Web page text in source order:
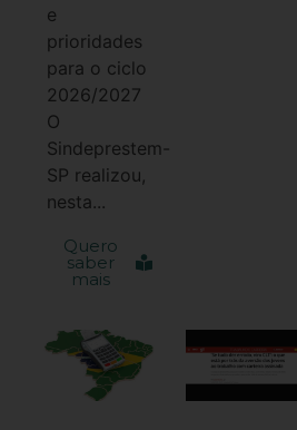
e
prioridades
para o ciclo
2026/2027
O
Sindeprestem-
SP realizou,
nesta...
Quero
saber
mais